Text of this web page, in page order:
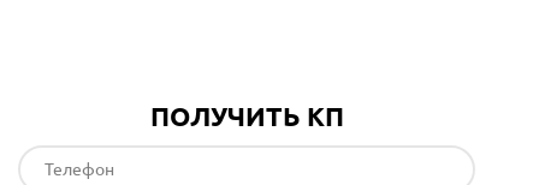
ПОЛУЧИТЬ КП